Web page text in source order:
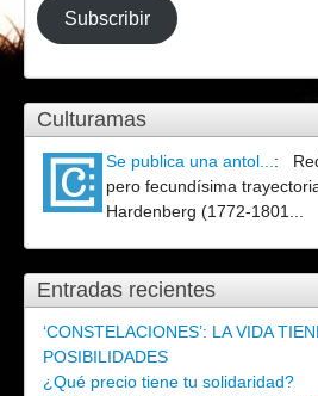
correo
electrónico
Subscribir
Culturamas
Se publica una antol... :
pero fecundísima
Hardenberg (1772-1801...
Entradas recientes
‘CONSTELACIONES’: LA VIDA
POSIBILIDADES
¿Qué precio tiene tu solidaridad?